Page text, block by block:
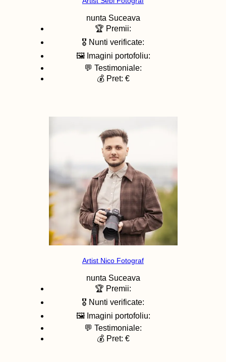
nunta Suceava
🏆 Premii:
🎖️ Nunti verificate:
🖼️ Imagini portofoliu:
💬 Testimoniale:
💰 Pret: €
Artist Nico Fotograf
nunta Suceava
🏆 Premii:
🎖️ Nunti verificate:
🖼️ Imagini portofoliu:
💬 Testimoniale:
💰 Pret: €